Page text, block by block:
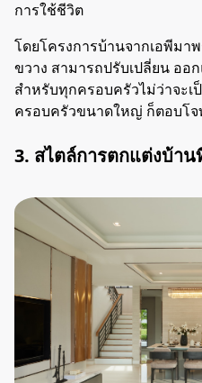
การใช้ชีวิต
โดยโครงการบ้านจากเอพีม
ขวาง สามารถปรับเปลี่ยน ออ
สำหรับทุกครอบครัวไม่ว่าจะเ
ครอบครัวขนาดใหญ่ ก็ตอบโ
3. สไตล์การตกแต่งบ้าน